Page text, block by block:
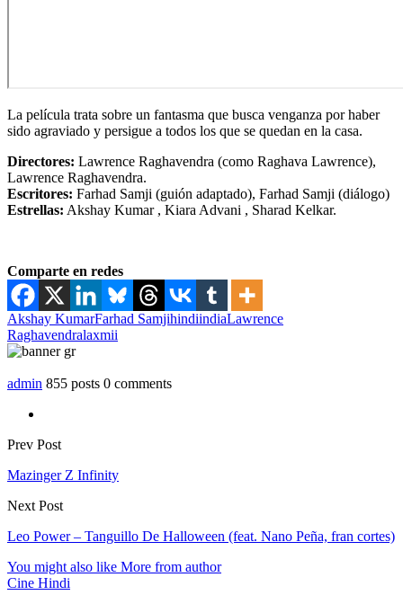
La película trata sobre un fantasma que busca venganza por haber
sido agraviado y persigue a todos los que se quedan en la casa.
Directores: Lawrence Raghavendra (como Raghava Lawrence),
Lawrence Raghavendra.
Escritores: Farhad Samji (guión adaptado), Farhad Samji (diálogo)
Estrellas: Akshay Kumar , Kiara Advani , Sharad Kelkar.
Comparte en redes
Akshay KumarFarhad SamjihindiindiaLawrence
Raghavendralaxmii
admin 855 posts 0 comments
Prev Post
Mazinger Z Infinity
Next Post
Leo Power – Tanguillo De Halloween (feat. Nano Peña, fran cortes)
You might also like More from author
Cine Hindi